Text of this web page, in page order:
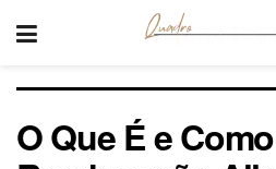
O Que É e